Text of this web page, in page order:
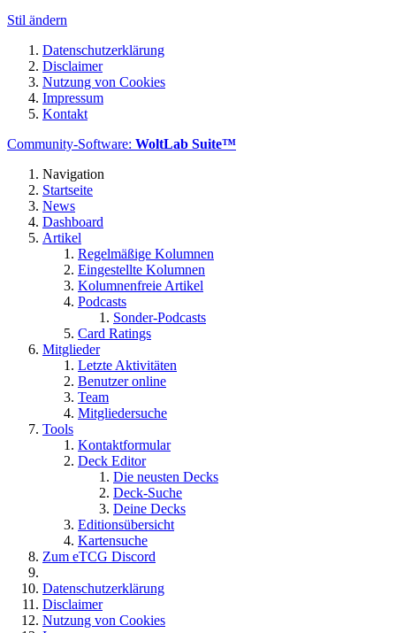
Stil ändern
Datenschutzerklärung
Disclaimer
Nutzung von Cookies
Impressum
Kontakt
Community-Software: WoltLab Suite™
Navigation
Startseite
News
Dashboard
Artikel
Regelmäßige Kolumnen
Eingestellte Kolumnen
Kolumnenfreie Artikel
Podcasts
Sonder-Podcasts
Card Ratings
Mitglieder
Letzte Aktivitäten
Benutzer online
Team
Mitgliedersuche
Tools
Kontaktformular
Deck Editor
Die neusten Decks
Deck-Suche
Deine Decks
Editionsübersicht
Kartensuche
Zum eTCG Discord
Datenschutzerklärung
Disclaimer
Nutzung von Cookies